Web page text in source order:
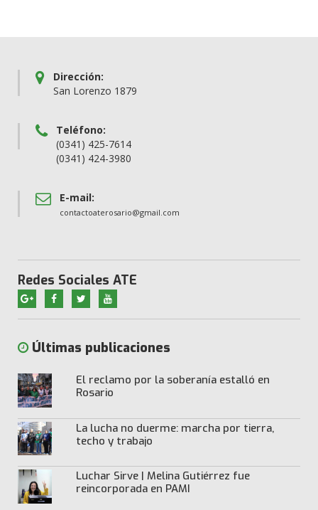
Dirección:
San Lorenzo 1879
Teléfono:
(0341) 425-7614
(0341) 424-3980
E-mail:
contactoaterosario@gmail.com
Redes Sociales ATE
Últimas publicaciones
El reclamo por la soberanía estalló en
Rosario
La lucha no duerme: marcha por tierra,
techo y trabajo
Luchar Sirve | Melina Gutiérrez fue
reincorporada en PAMI